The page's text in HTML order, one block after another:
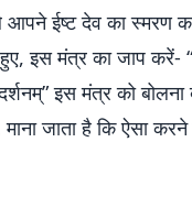
आपने ईष्ट देव का स्मरण
इस मंत्र का जाप करें-
इस मंत्र को
जाता है कि ऐसा करने